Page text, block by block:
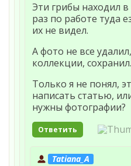
Эти грибы находил
раз по работе туда
их не видел.
А фото не все
коллекции, сохранил.
Только я не понял,
написать статью,
нужны фотографии?
Ответить
Tatiana_A